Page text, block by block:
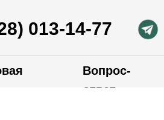
013-14-77
Вопрос-
ответ